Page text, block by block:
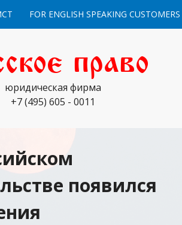
FOR ENGLISH SPEAKING CUSTOMERS
право
юридическая фирма
+7 (495) 605 - 0011
появился